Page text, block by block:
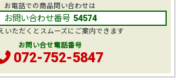
お電話での商品問い合わせは
お問い合わせ番号 54574
いただくとスムーズにご案内できます
お問い合せ電話番号
072-752-5847